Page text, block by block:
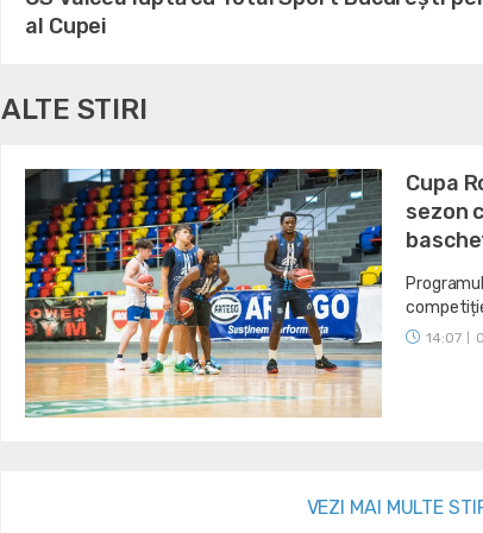
al Cupei
ALTE STIRI
Cupa
sezon
14:07
VEZI MAI MULTE